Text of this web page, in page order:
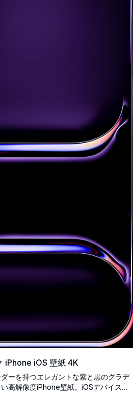
iPhone iOS 壁紙 4K
ーを持つエレガントな紫と黒のグラデ
高解像度iPhone壁紙。iOSデバイスに